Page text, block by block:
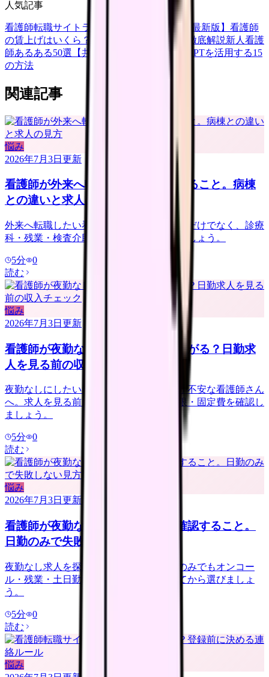
人気記事
看護師転職サイトランキングTOP5【2026年最新版】 看護師
の賃上げはいくら？2026年度の最新情報を徹底解説新人看護
師あるある50選【共感必至】
看護師がChatGPTを活用する15
の方法
関連記事
悩み
2026年7月3日 更新
看護師が外来へ転職する前に確認すること。病棟
との違いと求人の見方
外来へ転職したい看護師さんへ。夜勤なしだけでなく、診療
科・残業・検査介助・土曜勤務を確認しましょう。
5分
0
読む
悩み
2026年7月3日 更新
看護師が夜勤なしにすると給料は下がる？日勤求
人を見る前の収入チェック
夜勤なしにしたいけれど給料が下がるのが不安な看護師さん
へ。求人を見る前に、夜勤手当・年収下限・固定費を確認し
ましょう。
5分
0
読む
悩み
2026年7月3日 更新
看護師が夜勤なし求人を探す前に確認すること。
日勤のみで失敗しない見方
夜勤なし求人を探す看護師さんへ。日勤のみでもオンコー
ル・残業・土日勤務・年収低下を確認してから選びましょ
う。
5分
0
読む
悩み